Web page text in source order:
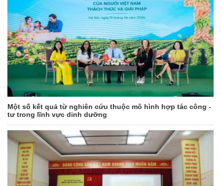
Một số kết quả từ nghiên cứu thuộc mô hình hợp tác công -
tư trong lĩnh vực dinh dưỡng